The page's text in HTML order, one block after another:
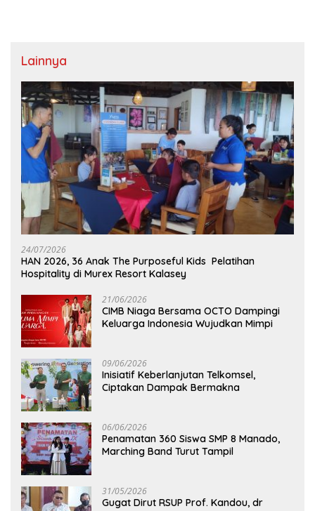
Lainnya
24/07/2026
HAN 2026, 36 Anak The Purposeful Kids Pelatihan
Hospitality di Murex Resort Kalasey
21/06/2026
CIMB Niaga Bersama OCTO Dampingi
Keluarga Indonesia Wujudkan Mimpi
09/06/2026
Inisiatif Keberlanjutan Telkomsel,
Ciptakan Dampak Bermakna
06/06/2026
Penamatan 360 Siswa SMP 8 Manado,
Marching Band Turut Tampil
31/05/2026
Gugat Dirut RSUP Prof. Kandou, dr